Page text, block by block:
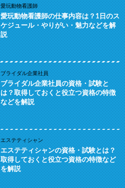
愛玩動物看護師
愛玩動物看護師の仕事内容は？1日のス
ケジュール・やりがい・魅力などを解
説
ブライダル企業社員
ブライダル企業社員の資格・試験と
は？取得しておくと役立つ資格の特徴
などを解説
エステティシャン
エステティシャンの資格・試験とは？
取得しておくと役立つ資格の特徴など
を解説